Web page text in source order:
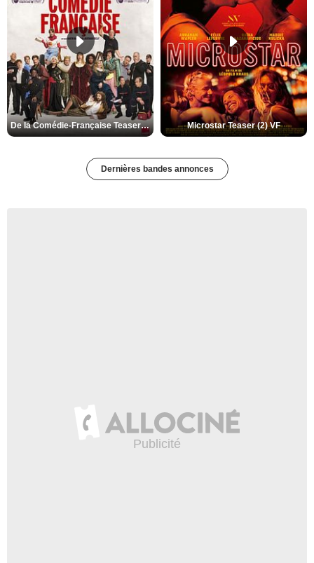
De la Comédie-Française Teaser (3) VF Microstar Teaser (2) VF
Dernières bandes annonces